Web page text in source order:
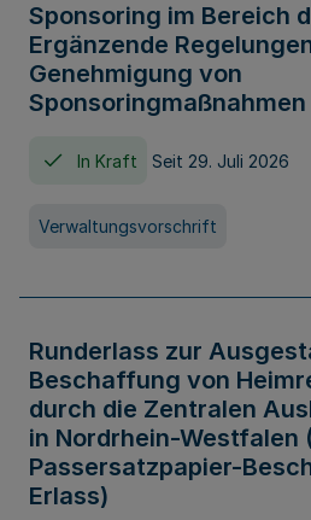
Sponsoring im Bereich
Ergänzende
Genehmigung von
Sponsoringmaßnahmen
In Kraft Seit 29. Juli 2026
Verwaltungsvorschrift
Runderlass zur
Beschaffung von
durch die Zentralen
in Nordrhein-Westfalen
Passersatzpapier-
Erlass)